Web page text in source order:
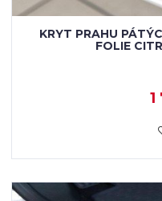
KRYT PRAHU
FOLIE
1